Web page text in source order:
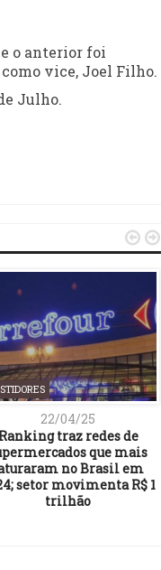
o anterior foi
vice, Joel Filho.
Julho.
22/04/25
Ranking traz redes de
que mais
no Brasil em
setor movimenta R$ 1
trilhão
 